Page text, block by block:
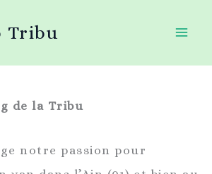
Tribu
de la Tribu
notre passion pour